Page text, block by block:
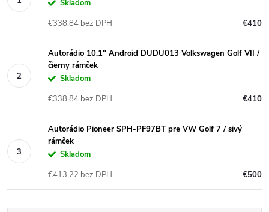
Skladom
€410
€338,84 bez DPH
Autorádio 10,1" Android DUDU013 Volkswagen Golf VII /
čierny rámček
Skladom
€410
€338,84 bez DPH
Autorádio Pioneer SPH-PF97BT pre VW Golf 7 / sivý
rámček
Skladom
€500
€413,22 bez DPH